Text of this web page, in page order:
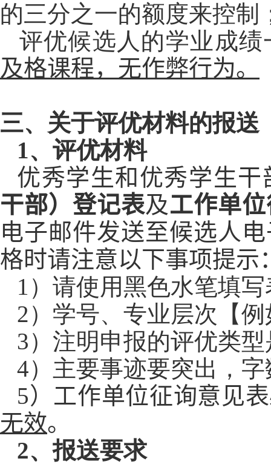
的三分之一的额度来控制
评优候选人的学业成
及格课程，无作弊行为。
三、关于评优材料的报送
1、评优材料
优秀学生和优秀学生
干部）登记表及工作单
电子邮件发送至候选人
格时请注意以下事项提示
1 ）请使用黑色水笔填
2）学号、专业层次【
3）注明申报的评优类
4）主要事迹要突出，
5）工作单位征询意见
无效。
2、报送要求